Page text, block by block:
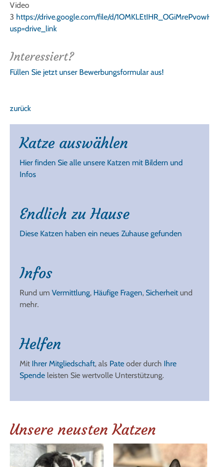
Video
3 https://drive.google.com/file/d/
usp=drive_link
Interessiert?
Füllen Sie jetzt unser Bewerbungsformular aus!
zurück
Katze auswählen
Hier finden Sie alle unsere Katzen mit Bildern und
Infos
Endlich zu Hause
Diese Katzen haben ein neues Zuhause gefunden
Infos
Rund um Vermittlung, Häufige Fragen, Sicherheitund
mehr.
Helfen
Mit Ihrer Mitgliedschaft, als Pate oder durch Ihre
Spende leisten Sie wertvolle Unterstützung.
Unsere neusten Katzen